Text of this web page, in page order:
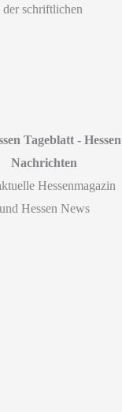
schriftlichen
Tageblatt - Hessen
Nachrichten
Hessenmagazin
und Hessen News